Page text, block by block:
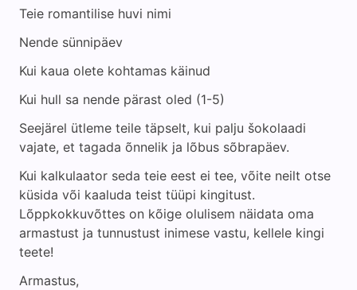
Teie romantilise huvi nimi
Nende sünnipäev
Kui kaua olete kohtamas käinud
Kui hull sa nende pärast oled (1-5)
Seejärel ütleme teile täpselt, kui palju šokolaadi
vajate, et tagada õnnelik ja lõbus sõbrapäev.
Kui kalkulaator seda teie eest ei tee, võite neilt otse
küsida või kaaluda teist tüüpi kingitust.
Lõppkokkuvõttes on kõige olulisem näidata oma
armastust ja tunnustust inimese vastu, kellele kingi
teete!
Armastus,